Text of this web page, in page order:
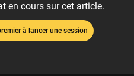
en cours sur cet article.
à lancer une session